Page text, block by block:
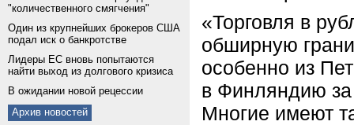
"количественного смягчения"
Один из крупнейших брокеров США
подал иск о банкротстве
Лидеры ЕС вновь попытаются
найти выход из долгового кризиса
В ожидании новой рецессии
Архив новостей
«Торговля в
обширную
особенно из
в Финляндию за
Многие имеют